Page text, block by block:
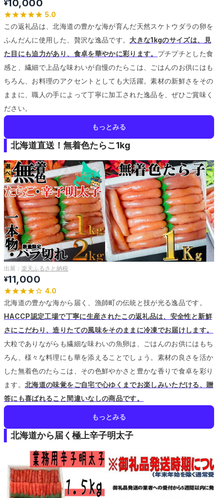
¥10,000
5.0
この返礼品は、北海道の豊かな海が育んだ天然スケトウダラの卵を
ふんだんに使用した、贅沢な逸品です。 大きな1kgのサイズは、見
た目にも迫力があり、食卓を華やかに彩ります。 プチプチとした食
感と、繊細で上品な味わいが自慢のたらこは、ごはんのお供にはも
ちろん、お料理のアクセントとしても大活躍。素材の新鮮さをその
ままに、職人の手によって丁寧に加工された逸品を、ぜひご賞味く
ださい。
もっとみる
北海道直送！無着色たらこ1kg
出展： 楽天ふるさと納税
¥11,000
4.0
北海道の豊かな海から届く、漁師町の伝統と技が光る逸品です。
HACCP認定工場で丁寧に生産されたこの返礼品は、安全性と新鮮
さにこだわり、造りたての風味をそのままに冷凍でお届けします。
大粒でありながらも繊細な味わいの魚卵は、ごはんのお供にはもち
ろん、様々な料理にも華を添えることでしょう。 素材の良さを活か
した無着色のたらこは、その色鮮やかさと豊かな香りで食卓を彩り
ます。北海道の味覚をご自宅で心ゆくまでお楽しみいただける、贈
答にも喜ばれること間違いなしの商品です。
もっとみる
北海道から届く極上辛子明太子